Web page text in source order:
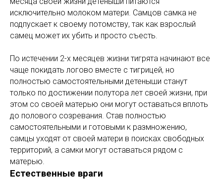
исключительно молоком матери. Самцов самка не
подпускает к своему потомству, так как взрослый
самец может их убить и просто съесть.
По истечении 2-х месяцев жизни тигрята начинают все
чаще покидать логово вместе с тигрицей, но
полностью самостоятельными детеныши станут
только по достижении полутора лет своей жизни, при
этом со своей матерью они могут оставаться вплоть
до полового созревания. Став полностью
самостоятельными и готовыми к размножению,
самцы уходят от своей матери в поисках свободных
территорий, а самки могут оставаться рядом с
матерью.
Естественные враги